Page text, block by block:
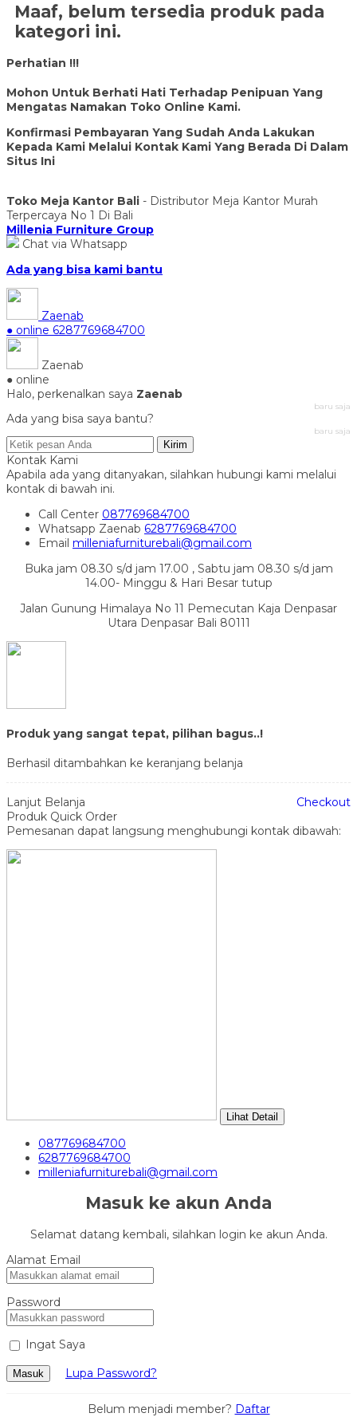
Maaf, belum tersedia produk pada
kategori ini.
Perhatian !!!
Mohon Untuk Berhati Hati Terhadap Penipuan Yang
Mengatas Namakan Toko Online Kami.
Konfirmasi Pembayaran Yang Sudah Anda Lakukan
Kepada Kami Melalui Kontak Kami Yang Berada Di Dalam
Situs Ini
Toko Meja Kantor Bali - Distributor Meja Kantor Murah
Terpercaya No 1 Di Bali
Millenia Furniture Group
Chat via Whatsapp
Ada yang bisa kami bantu
Zaenab
● online 6287769684700
Zaenab
● online
Halo, perkenalkan saya Zaenab
baru saja
Ada yang bisa saya bantu?
baru saja
Kirim
Kontak Kami
Apabila ada yang ditanyakan, silahkan hubungi kami melalui
kontak di bawah ini.
Call Center 087769684700
Whatsapp Zaenab 6287769684700
Email milleniafurniturebali@gmail.com
Buka jam 08.30 s/d jam 17.00 , Sabtu jam 08.30 s/d jam
14.00- Minggu & Hari Besar tutup
Jalan Gunung Himalaya No 11 Pemecutan Kaja Denpasar
Utara Denpasar Bali 80111
Produk yang sangat tepat, pilihan bagus..!
Berhasil ditambahkan ke keranjang belanja
Lanjut Belanja
Checkout
Produk Quick Order
Pemesanan dapat langsung menghubungi kontak dibawah:
Lihat Detail
087769684700
6287769684700
milleniafurniturebali@gmail.com
Masuk ke akun Anda
Selamat datang kembali, silahkan login ke akun Anda.
Alamat Email
Password
Ingat Saya
Masuk Lupa Password?
Belum menjadi member? Daftar